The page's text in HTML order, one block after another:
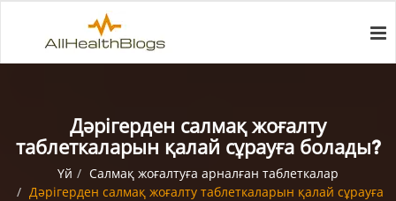
Дәрігерден салмақ жоғалту
таблеткаларын қалай сұрауға болады?
Үй
Салмақ жоғалтуға арналған таблеткалар
Дәрігерден салмақ жоғалту таблеткаларын қалай сұрауға